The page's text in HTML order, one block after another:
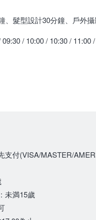
髮型設計30分鐘、戶外攝
09:30 / 10:00 / 10:30 / 11:00
支付(VISA/MASTER/
: 未満15歲